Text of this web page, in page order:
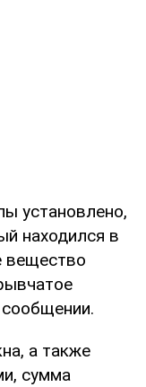
установлено,
находился в
вещество
а также
сумма